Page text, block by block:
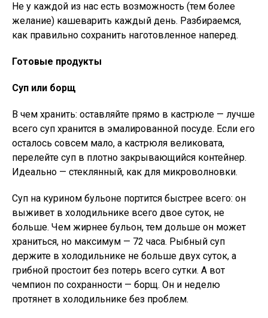
Не у каждой из нас есть возможность (тем более
желание) кашеварить каждый день. Разбираемся,
как правильно сохранить наготовленное наперед.
Готовые продукты
Суп или борщ
В чем хранить: оставляйте прямо в кастрюле — лучше
всего суп хранится в эмалированной посуде. Если его
осталось совсем мало, а кастрюля великовата,
перелейте суп в плотно закрывающийся контейнер.
Идеально — стеклянный, как для микроволновки.
Суп на курином бульоне портится быстрее всего: он
выживет в холодильнике всего двое суток, не
больше. Чем жирнее бульон, тем дольше он может
храниться, но максимум — 72 часа. Рыбный суп
держите в холодильнике не больше двух суток, а
грибной простоит без потерь всего сутки. А вот
чемпион по сохранности — борщ. Он и неделю
протянет в холодильнике без проблем.